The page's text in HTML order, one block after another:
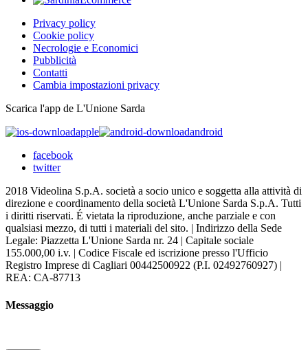
Privacy policy
Cookie policy
Necrologie e Economici
Pubblicità
Contatti
Cambia impostazioni privacy
Scarica l'app de L'Unione Sarda
apple
android
facebook
twitter
2018 Videolina S.p.A. società a socio unico e soggetta alla attività di
direzione e coordinamento della società L'Unione Sarda S.p.A. Tutti
i diritti riservati. É vietata la riproduzione, anche parziale e con
qualsiasi mezzo, di tutti i materiali del sito. | Indirizzo della Sede
Legale: Piazzetta L'Unione Sarda nr. 24 | Capitale sociale
155.000,00 i.v. | Codice Fiscale ed iscrizione presso l'Ufficio
Registro Imprese di Cagliari 00442500922 (P.I. 02492760927) |
REA: CA-87713
Messaggio